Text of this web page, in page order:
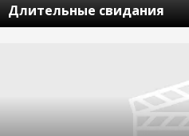
Длительные свидания